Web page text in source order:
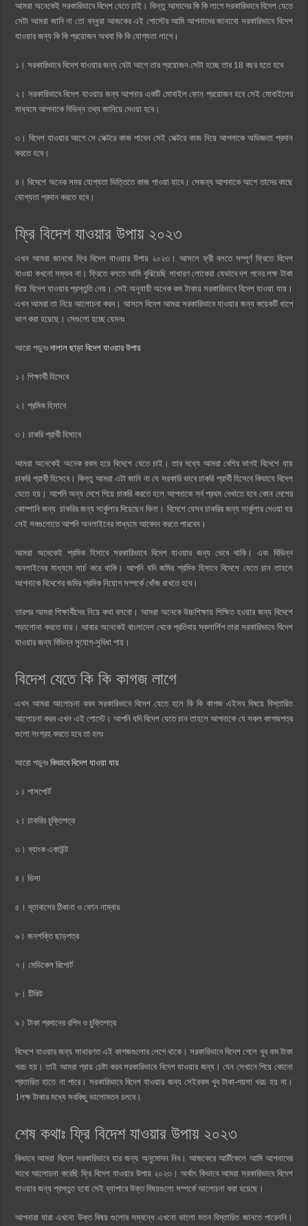
আমরা অনেকেই সরকারিভাবে বিদেশ যেতে চাই। কিন্তু আমাদের কি কি লাগে সরকারিভাবে বিদেশ যেতে
সেটা আমরা জানি না তো বন্ধুরা আজকের এই পোস্টের আমি আপনাদের জানাবো সরকারিভাবে বিদেশ
যাওয়ার জন্য কি কি প্রয়োজন অথবা কি কি যোগ্যতা লাগে।
১। সরকারিভাবে বিদেশ যাওয়ার জন্য যেটা আগে তার প্রয়োজন সেটা হচ্ছে তার 18 বছর হতে হবে
২। সরকারিভাবে বিদেশ যাওয়ার জন্য আপনার একটি মোবাইল ফোন প্রয়োজন হবে সেই মোবাইলের
মাধ্যমে আপনাকে বিভিন্ন তথ্য জানিয়ে দেওয়া হবে।
৩। বিদেশ যাওয়ার আগে সে সেক্টরে কাজ পাবেন সেই সেক্টরে কাজ নিয়ে আপনাকে অভিজ্ঞতা প্রদান
করতে হবে।
৪। বিদেশে অনেক সময় যোগ্যতা ভিত্তিতে কাজ পাওয়া যাবে। সেজন্য আপনাকে আগে তাদের কাছে
যোগ্যতা প্রদান করতে হবে।
ফ্রি বিদেশ যাওয়ার উপায় ২০২৩
এখন আমরা জানবো ফ্রি বিদেশ যাওয়ার উপায় ২০২৩। আসলে ফ্রী বলতে সম্পূর্ণ ফ্রিতে বিদেশ
যাওয়া কখনো সম্ভব না। ফ্রিতে বলতে আমি বুঝিয়েছি সাধারণ লোকেরা যেভাবে দশ পনের লক্ষ টাকা
দিয়ে বিদেশ যাওয়ার প্রস্তুতি নেয়। সেই অনুযায়ী অনেক কম টাকায় সরকারিভাবে বিদেশ যাওয়া যায়।
এখন আমরা তা নিয়ে আলোচনা করব। আসলে বিদেশ আমরা সরকারিভাবে যাওয়ার জন্য কয়েকটি ধাপে
ভাগ করা হয়েছে। সেগুলো হচ্ছে যেমনঃ
আরো পড়ুনঃদালাল ছাড়া বিদেশ যাওয়ার উপায়
১। শিক্ষার্থী হিসেবে
২। শ্রমিক হিসাবে
৩। চাকরি প্রার্থী হিসাবে
আমরা অনেকেই অনেক রকম হয়ে বিদেশে যেতে চাই। তার মধ্যে আমরা বেশির ভাগই বিদেশে যায়
চাকরি প্রার্থী হিসেবে। কিন্তু আমরা এটা জানি না যে সরকারি ভাবে চাকরি প্রার্থী হিসেবে কিভাবে বিদেশ
যেতে হয়। আপনি অন্য দেশে গিয়ে চাকরি করতে হলে আপনাকে সর্ব প্রথম দেখাতে হবে কোন দেশের
কোম্পানি জন্য চাকরির জন্য সার্কুলার দিয়েছেন কিনা। বিদেশে যেসব চাকরির জন্য সার্কুলার দেওয়া হয়
সেই সবগুলোতে আপনি অনলাইনের মাধ্যমে আবেদন করতে পারবেন।
আমরা অনেকেই শ্রমিক হিসাবে সরকারিভাবে বিদেশ যাওয়ার জন্য ভেবে থাকি। এবং বিভিন্ন
অনলাইনের মাধ্যমে সার্চ করে থাকি। আপনি যদি জমির শ্রমিক হিসাবে বিদেশে যেতে চান তাহলে
আপনাকে বিদেশের জমির শ্রমিক নিয়োগ সম্পর্কে খোঁজ রাখতে হবে।
তারপর আমরা শিক্ষার্থীদের নিয়ে কথা বলবো। আমরা অনেকে উচ্চশিক্ষায় শিক্ষিত হওয়ার জন্য বিদেশে
পড়াশোনা করতে যায়। আবার অনেকেই বাংলাদেশ থেকে প্রতিবার স্কলার্শিপ তারা সরকারিভাবে বিদেশ
যাওয়ার জন্য বিভিন্ন সুযোগ-সুবিধা পায়।
বিদেশ যেতে কি কি কাগজ লাগে
এখন আমরা আলোচনা করব সরকারিভাবে বিদেশ যেতে হলে কি কি কাগজ এইসব বিষয়ে বিস্তারিত
আলোচনা করব এখন এই পোস্টে। আপনি যদি বিদেশ যেতে চান তাহলে আপনাকে যে সকল কাগজপত্র
গুলো সংগ্রহ করতে হবে তা হলঃ
আরো পড়ুনঃকিভাবে বিদেশ যাওয়া যায়
১। পাসপোর্ট
২। চাকরির চুক্তিপত্র
৩। ব্যাংক একাউন্ট
৪। ভিসা
৫। দূতাবাসের ঠিকানা ও ফোন নাম্বার
৬। জনশক্তি ছাড়পত্র
৭। মেডিকেল রিপোর্ট
৮। টিকিট
৯। টাকা প্রদানের রশিদ ও চুক্তিপত্র
বিদেশে যাওয়ার জন্য সাধারণত এই কাগজগুলোর লেগে থাকে। সরকারিভাবে বিদেশ গেলে খুব কম টাকা
খরচ হয়। তাই আমরা প্রায় চেষ্টা করব সরকারিভাবে বিদেশ যাওয়ার জন্য। যেন সেখানে গিয়ে কোনো
প্রতারিত হাতে না পারে। সরকারিভাবে বিদেশ যাওয়ার জন্য সেইরকম খুব টাকা-পয়সা খরচ হয় না।
1লক্ষ টাকার মধ্যে সবকিছু ভালোমতন চলবে।
শেষ কথাঃ ফ্রি বিদেশ যাওয়ার উপায় ২০২৩
কিভাবে আমরা বিদেশ সরকারিভাবে যার জন্য অনুমোদন নিব। আজকেরে আর্টিকেলে আমি আপনাদের
সাথে আলোচনা করেছি ফ্রি বিদেশ যাওয়ার উপায় ২০২৩। অর্থাৎ কিভাবে আমরা সরকারিভাবে বিদেশ
যাওয়ার জন্য প্রস্তুত হবো সেই ব্যাপারে উক্ত বিষয়গুলো সম্পর্কে আলোচনা করা হয়েছে।
আপনারা যারা এখনো উক্ত বিষয় গুলোর সম্বন্ধে এখনো ভালো মতন বিস্তারিত জানতে পারেননি।